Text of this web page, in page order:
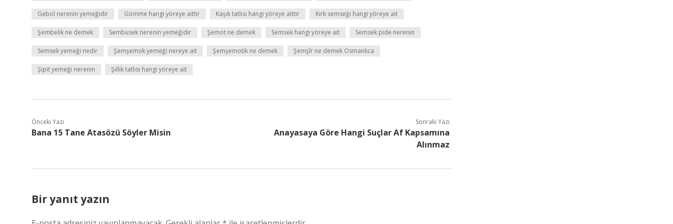
Gebol nerenin yemeğidir Gömme hangi yöreye aittir Kaşık tatlısı hangi yöreye aittir Kırk semseği hangi yöreye ait
Şembelik ne demek Sembusek nerenin yemeğidir Şemot ne demek Semsek hangi yöreye ait Semsek pide nerenin
Semsek yemeği nedir Şemşemok yemeği nereye ait Şemşemotik ne demek Şemşîr ne demek Osmanlıca
Şipit yemeği nerenin Şıllık tatlısı hangi yöreye ait
Önceki Yazı
Bana 15 Tane Atasözü Söyler Misin
Sonraki Yazı
Anayasaya Göre Hangi Suçlar Af Kapsamına
Alınmaz
Bir yanıt yazın